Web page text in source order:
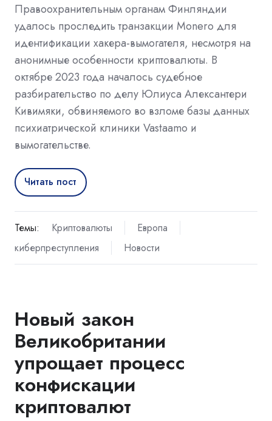
Правоохранительным органам Финляндии
удалось проследить транзакции Monero для
идентификации хакера-вымогателя, несмотря на
анонимные особенности криптовалюты. В
октябре 2023 года началось судебное
разбирательство по делу Юлиуса Алексантери
Кивимяки, обвиняемого во взломе базы данных
психиатрической клиники Vastaamo и
вымогательстве.
Читать пост
Темы: Криптовалюты
Европа
киберпреступления
Новости
Новый закон
Великобритании
упрощает процесс
конфискации
криптовалют